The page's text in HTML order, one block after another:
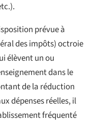
prévue à
des impôts) octroie
élèvent un ou
dans le
de la réduction
dépenses réelles, il
fréquenté